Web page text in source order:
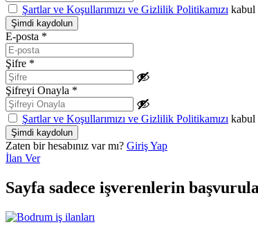
Şartlar ve Koşullarımızı ve Gizlilik Politikamızı kabul
E-posta *
Şifre *
Şifreyi Onayla *
Şartlar ve Koşullarımızı ve Gizlilik Politikamızı kabul
Zaten bir hesabınız var mı? Giriş Yap
İlan Ver
Sayfa sadece işverenlerin